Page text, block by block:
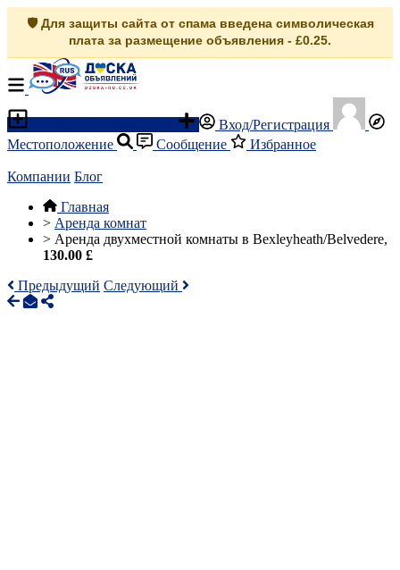
🛡️ Для защиты сайта от спама введена символическая
плата за размещение объявления - £0.25.
Вход/Регистрация
Местоположение
Сообщение Избранное
Компании Блог
Главная
> Аренда комнат
> Аренда двухместной комнаты в Bexleyheath/Belvedere,
130.00 £
Предыдущий Следующий